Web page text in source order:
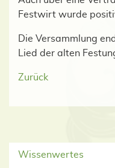
Festwirt wurde
Die Versammlung
Lied der alten
Zurück
Wissenwertes